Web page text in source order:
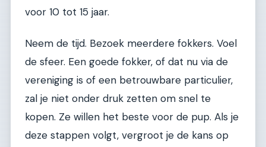
voor 10 tot 15 jaar.
Neem de tijd. Bezoek meerdere fokkers. Voel
de sfeer. Een goede fokker, of dat nu via de
vereniging is of een betrouwbare particulier,
zal je niet onder druk zetten om snel te
kopen. Ze willen het beste voor de pup. Als je
deze stappen volgt, vergroot je de kans op